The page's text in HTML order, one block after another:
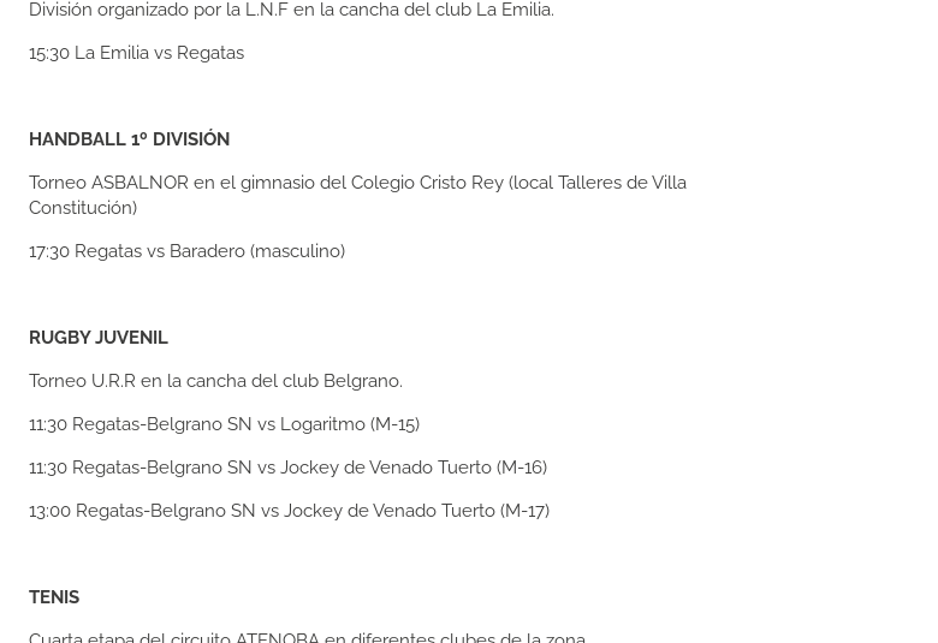
División organizado por la L.N.F en la cancha del club La Emilia.
15:30 La Emilia vs Regatas
HANDBALL 1º DIVISIÓN
Torneo ASBALNOR en el gimnasio del Colegio Cristo Rey (local Talleres de Villa
Constitución)
17:30 Regatas vs Baradero (masculino)
RUGBY JUVENIL
Torneo U.R.R en la cancha del club Belgrano.
11:30 Regatas-Belgrano SN vs Logaritmo (M-15)
11:30 Regatas-Belgrano SN vs Jockey de Venado Tuerto (M-16)
13:00 Regatas-Belgrano SN vs Jockey de Venado Tuerto (M-17)
TENIS